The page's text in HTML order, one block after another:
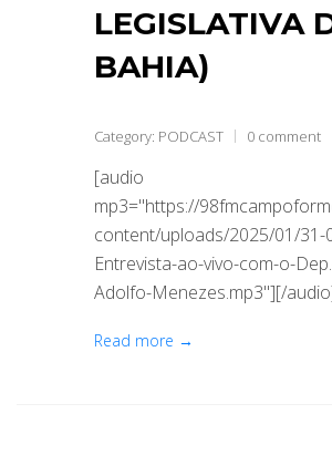
LEGISLATIVA
BAHIA)
Category: PODCAST 0 comment
[audio
mp3="https://
content/uploads/2025/01/31-
Entrevista-ao-vivo-com-o-
Adolfo-Menezes.mp3"][/
Read more →